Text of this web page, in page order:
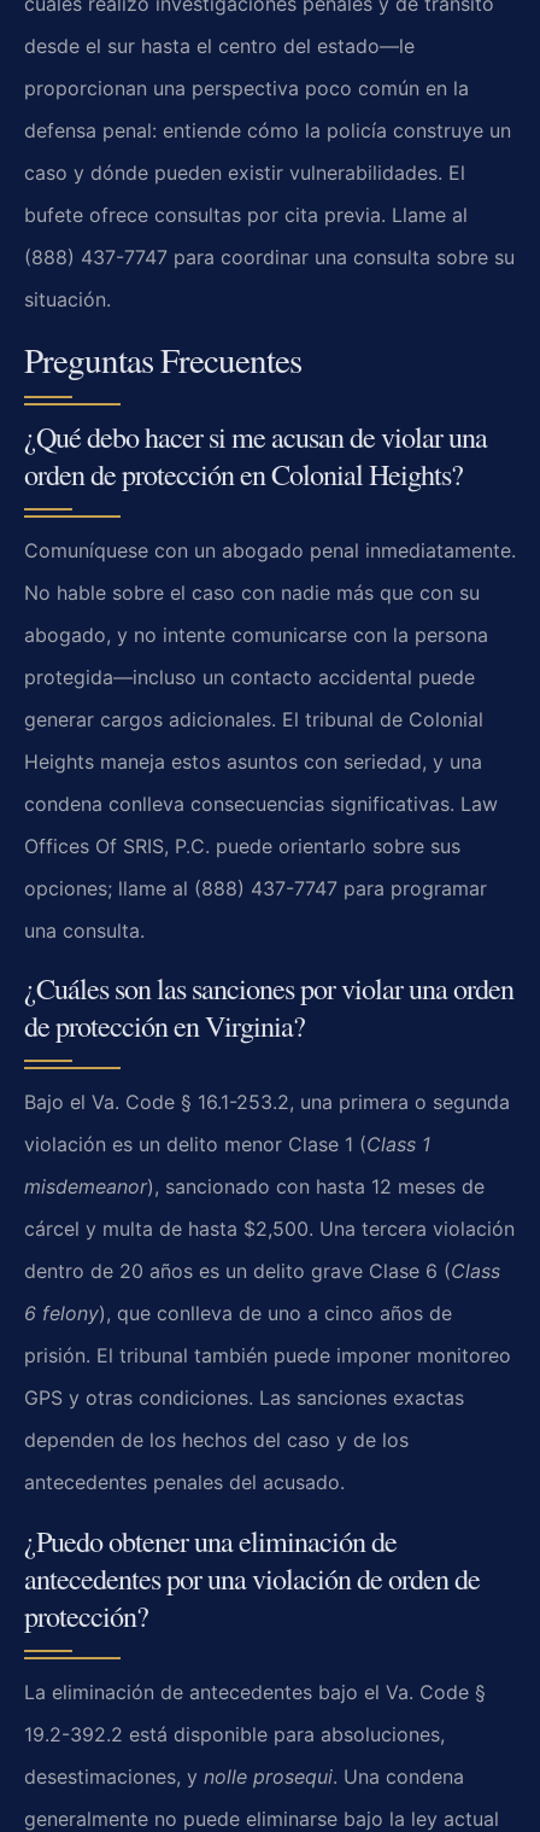
desde el sur hasta el centro del estado—le
proporcionan una perspectiva poco común en la
defensa penal: entiende cómo la policía construye un
caso y dónde pueden existir vulnerabilidades. El
bufete ofrece consultas por cita previa. Llame al
(888) 437-7747 para coordinar una consulta sobre su
situación.
Preguntas Frecuentes
¿Qué debo hacer si me acusan de violar una
orden de protección en Colonial Heights?
Comuníquese con un abogado penal inmediatamente.
No hable sobre el caso con nadie más que con su
abogado, y no intente comunicarse con la persona
protegida—incluso un contacto accidental puede
generar cargos adicionales. El tribunal de Colonial
Heights maneja estos asuntos con seriedad, y una
condena conlleva consecuencias significativas. Law
Offices Of SRIS, P.C. puede orientarlo sobre sus
opciones; llame al (888) 437-7747 para programar
una consulta.
¿Cuáles son las sanciones por violar una orden
de protección en Virginia?
Bajo el Va. Code § 16.1-253.2, una primera o segunda
violación es un delito menor Clase 1 (Class 1
misdemeanor), sancionado con hasta 12 meses de
cárcel y multa de hasta $2,500. Una tercera violación
dentro de 20 años es un delito grave Clase 6 (Class
6 felony), que conlleva de uno a cinco años de
prisión. El tribunal también puede imponer monitoreo
GPS y otras condiciones. Las sanciones exactas
dependen de los hechos del caso y de los
antecedentes penales del acusado.
¿Puedo obtener una eliminación de
antecedentes por una violación de orden de
protección?
La eliminación de antecedentes bajo el Va. Code §
19.2-392.2 está disponible para absoluciones,
desestimaciones, y nolle prosequi. Una condena
generalmente no puede eliminarse bajo la ley actual